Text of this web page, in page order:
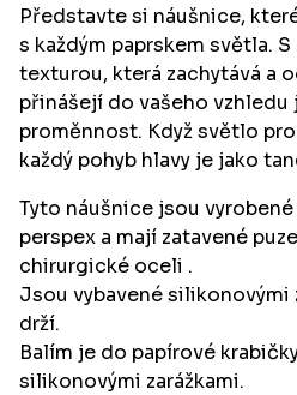
Představte si náušnice,
s každým paprskem světla.
texturou, která zachytává a
přinášejí do vašeho vzhledu
proměnnost. Když světlo
každý pohyb hlavy je jako
Tyto náušnice jsou
perspex a mají zatavené
chirurgické oceli .
Jsou vybavené silikonovými
drží.
Balím je do papírové
silikonovými zarážkami.